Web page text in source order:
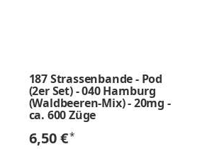
187 Strassenbande - Pod
(2er Set) - 040 Hamburg
(Waldbeeren-Mix) - 20mg -
ca. 600 Züge
6,50 €*